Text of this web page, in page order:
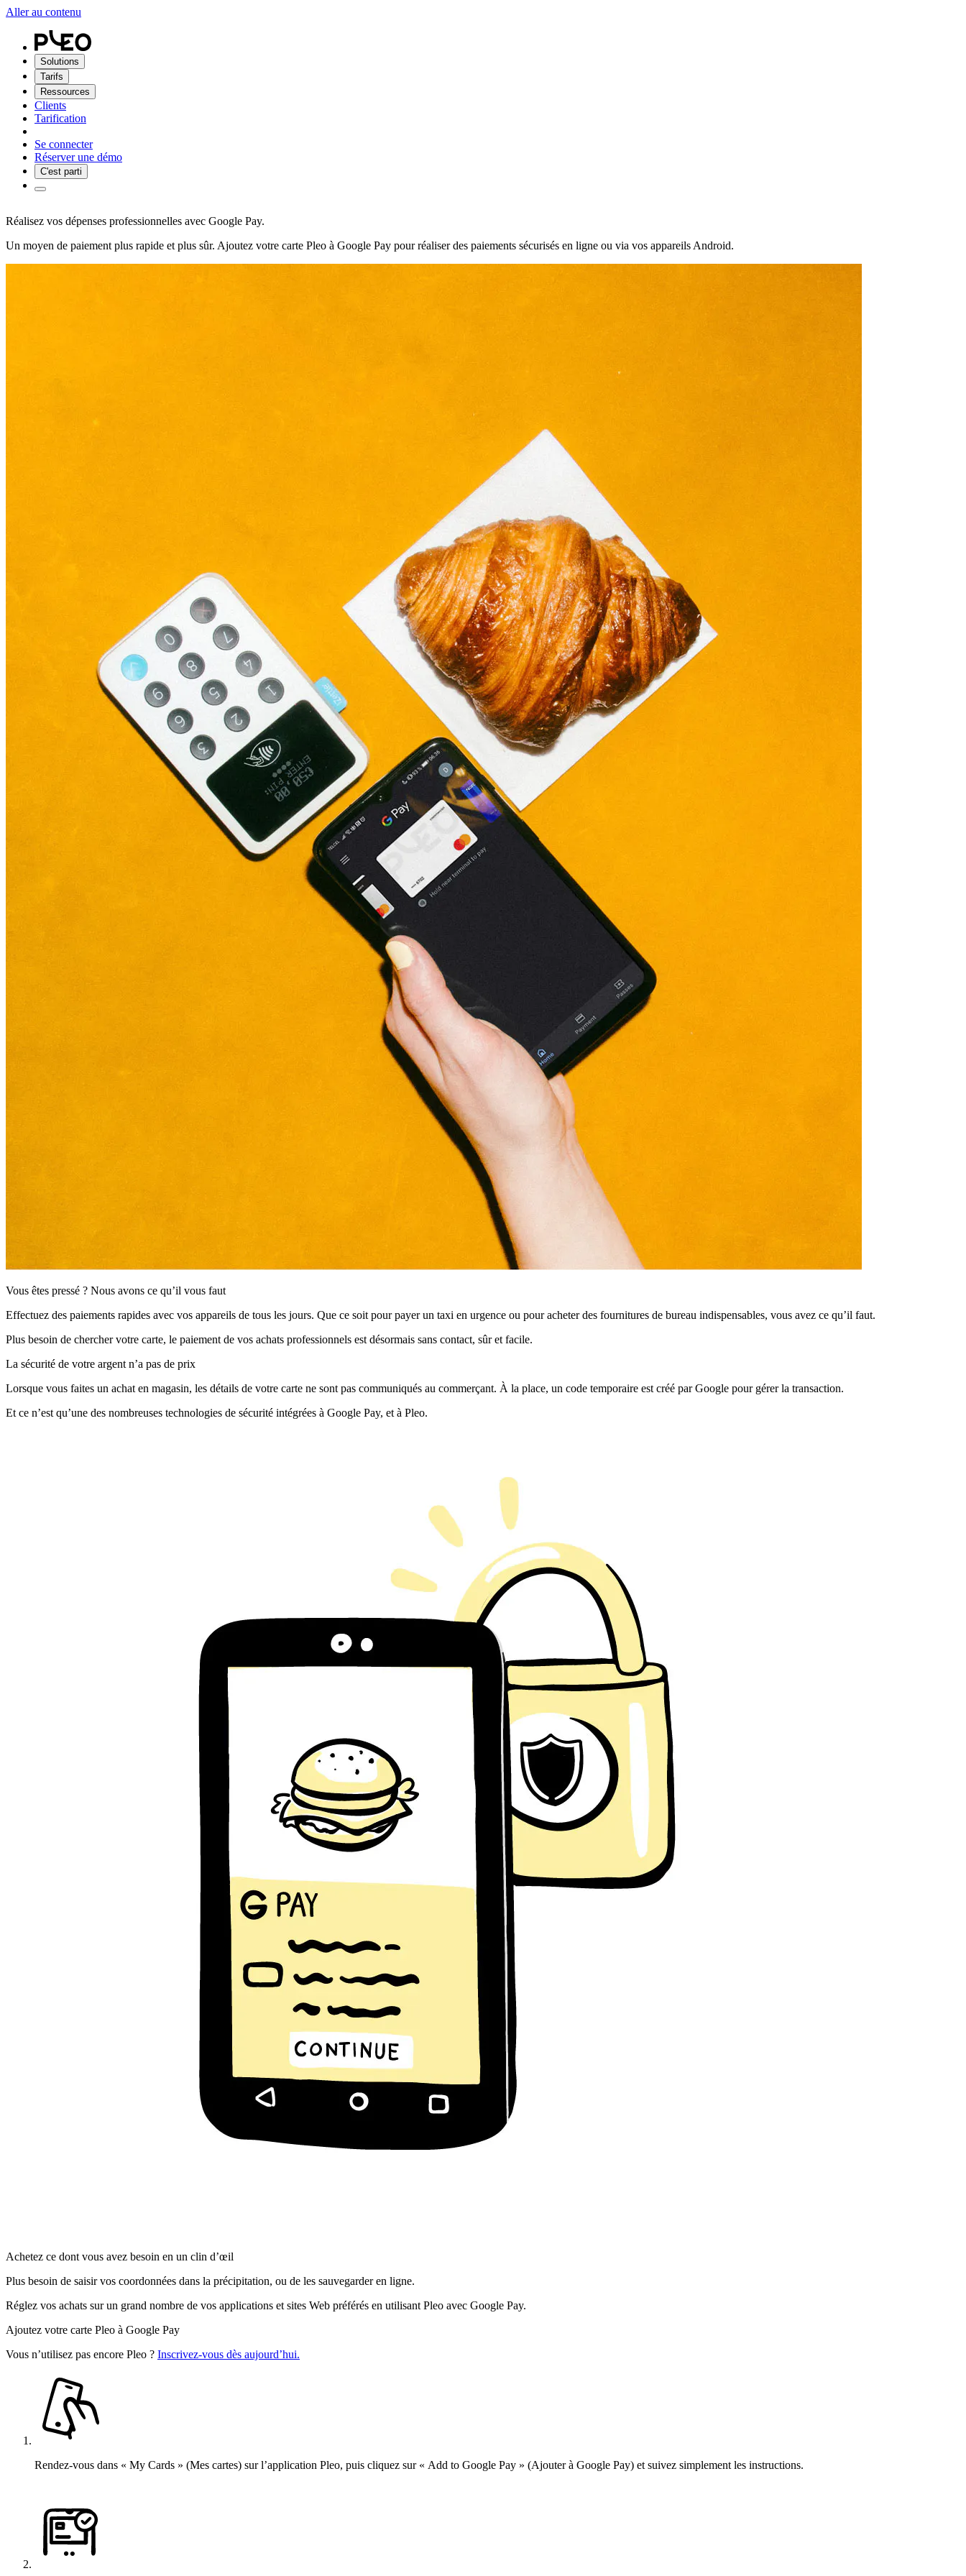
Aller au contenu
Solutions
Tarifs
Ressources
Clients
Tarification
Se connecter
Réserver une démo
C'est parti
Réalisez vos dépenses professionnelles avec Google Pay.
Un moyen de paiement plus rapide et plus sûr. Ajoutez votre carte Pleo à Google Pay pour réaliser des paiements sécurisés en ligne ou via vos appareils Android.
Vous êtes pressé ? Nous avons ce qu’il vous faut
Effectuez des paiements rapides avec vos appareils de tous les jours. Que ce soit pour payer un taxi en urgence ou pour acheter des fournitures de bureau indispensables, vous avez ce qu’il faut.
Plus besoin de chercher votre carte, le paiement de vos achats professionnels est désormais sans contact, sûr et facile.
La sécurité de votre argent n’a pas de prix
Lorsque vous faites un achat en magasin, les détails de votre carte ne sont pas communiqués au commerçant. À la place, un code temporaire est créé par Google pour gérer la transaction.
Et ce n’est qu’une des nombreuses technologies de sécurité intégrées à Google Pay, et à Pleo.
Achetez ce dont vous avez besoin en un clin d’œil
Plus besoin de saisir vos coordonnées dans la précipitation, ou de les sauvegarder en ligne.
Réglez vos achats sur un grand nombre de vos applications et sites Web préférés en utilisant Pleo avec Google Pay.
Ajoutez votre carte Pleo à Google Pay
Vous n’utilisez pas encore Pleo ? Inscrivez-vous dès aujourd’hui.
Rendez-vous dans « My Cards » (Mes cartes) sur l’application Pleo, puis cliquez sur « Add to Google Pay » (Ajouter à Google Pay) et suivez simplement les instructions.